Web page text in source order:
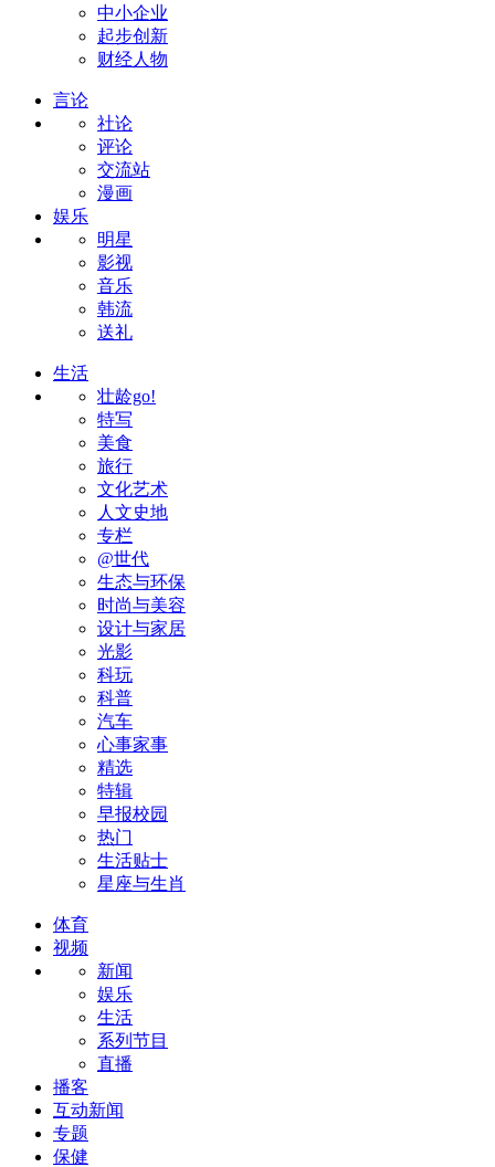
中小企业
起步创新
财经人物
言论
社论
评论
交流站
漫画
娱乐
明星
影视
音乐
韩流
送礼
生活
壮龄go!
特写
美食
旅行
文化艺术
人文史地
专栏
@世代
生态与环保
时尚与美容
设计与家居
光影
科玩
科普
汽车
心事家事
精选
特辑
早报校园
热门
生活贴士
星座与生肖
体育
视频
新闻
娱乐
生活
系列节目
直播
播客
互动新闻
专题
保健